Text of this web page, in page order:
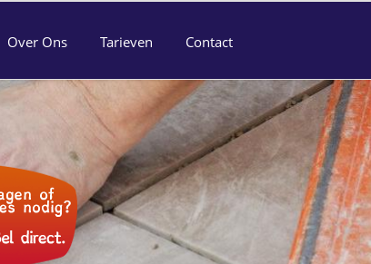
Over Ons Tarieven Contact